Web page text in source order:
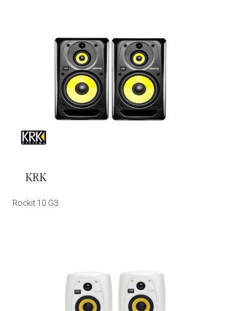
KRK
Rockit 10 G3